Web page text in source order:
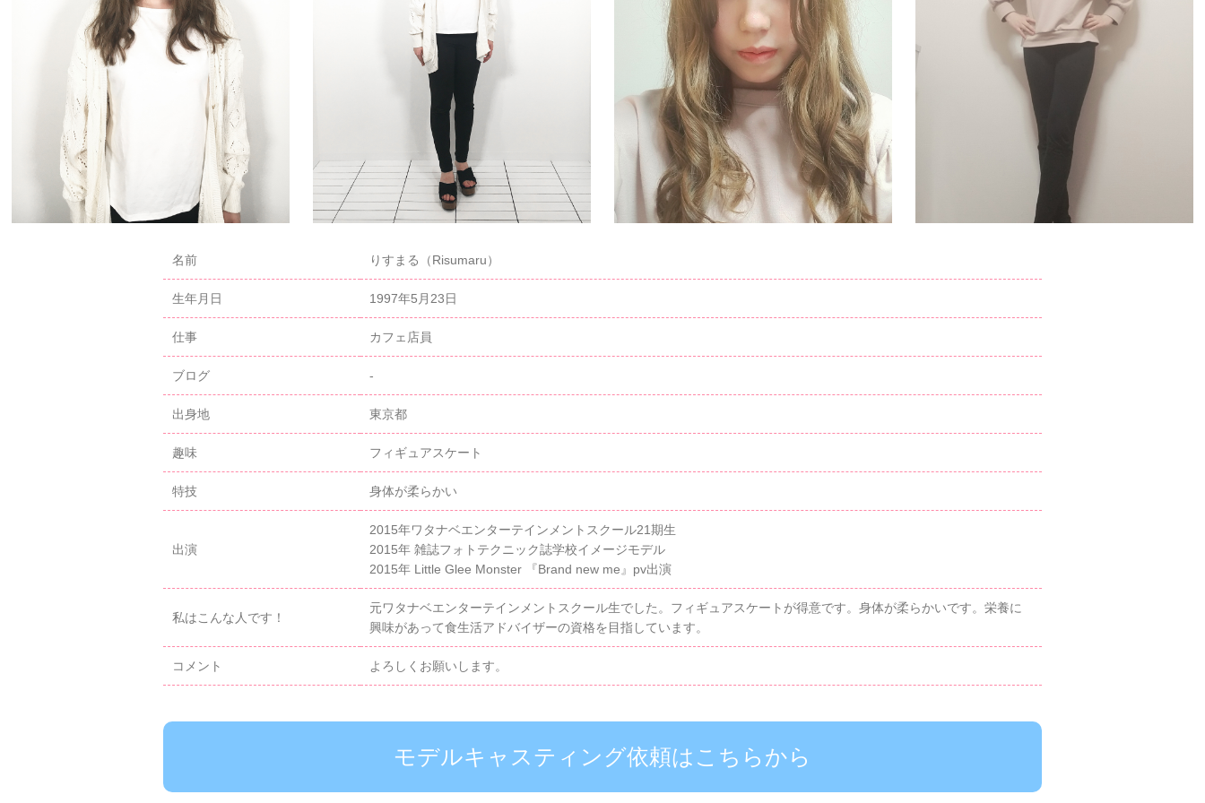
名前 りすまる（Risumaru）
生年月日 1997年5月23日
仕事 カフェ店員
ブログ -
出身地 東京都
趣味 フィギュアスケート
特技 身体が柔らかい
出演
2015年ワタナベエンターテインメントスクール21期生
2015年 雑誌フォトテクニック誌学校イメージモデル
2015年 Little Glee Monster 『Brand new me』pv出演
私はこんな人です！
元ワタナベエンターテインメントスクール生でした。フィギュアスケートが得意です。身体が柔らかいです。栄養に
興味があって食生活アドバイザーの資格を目指しています。
コメント よろしくお願いします。
モデルキャスティング依頼はこちらから